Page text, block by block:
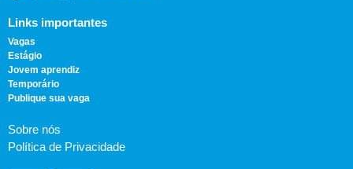
Links importantes
Vagas
Estágio
Jovem aprendiz
Temporário
Publique sua vaga
Sobre nós
Política de Privacidade